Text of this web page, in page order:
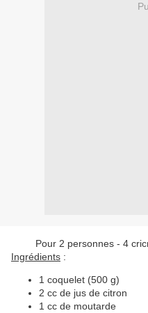
Pour 2 personnes - 4
Ingrédients :
1 coquelet (500 g)
2 cc de jus de citron
1 cc de moutarde